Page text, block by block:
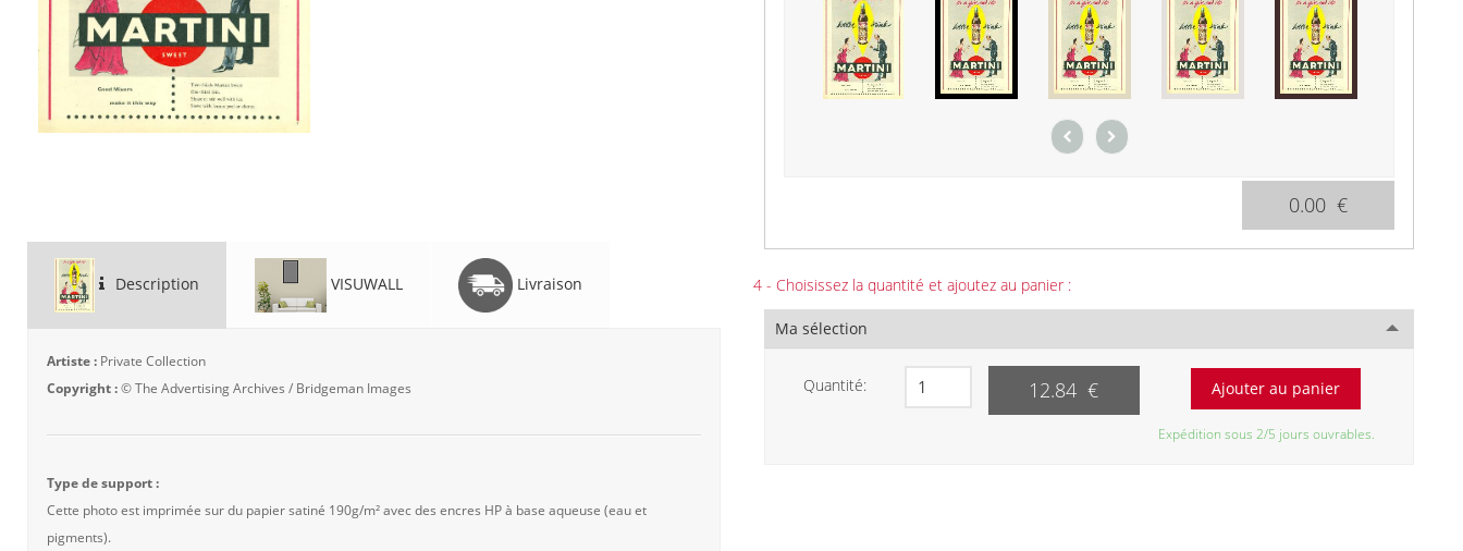
Description VISUWALL Livraison
Artiste : Private Collection
Copyright :© The Advertising Archives / Bridgeman Images
Type de support :
Cette photo est imprimée sur du papier satiné 190g/m² avec des encres HP à base aqueuse (eau et
pigments).
0.00 €
4 - Choisissez la quantité et ajoutez au panier :
Ma sélection
Quantité: 12.84 €
Expédition sous 2/5 jours ouvrables.